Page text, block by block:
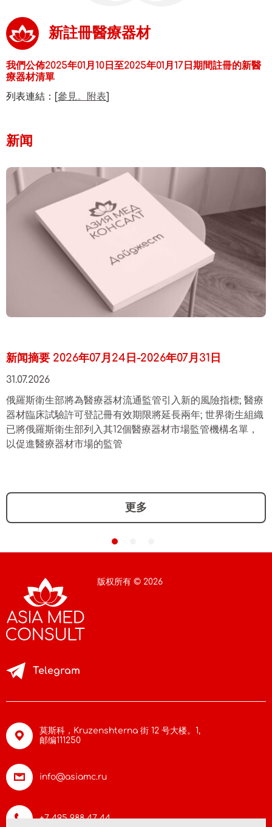
新註冊醫療器材
我們公佈2025年01月10日至2025年01月17日期間註冊的新醫
療器材清單
列表連結：[參見。附表]
新闻
新闻摘要 2026年07月24日-2026年07月31日
31.07.2026
俄羅斯衛生部將為醫療器材流通監管引入新的風險指標; 醫療
器材臨床試驗許可登記冊有效期限將延長兩年; 世界衛生組織
已將俄羅斯衛生部列入其12個醫療器材市場監管機構名單，
以促進醫療器材市場的監管
更多
版权所有 © 2026
莫斯科，Kruzenshterna 街 12 号大楼。1,
邮编111250
info@asiamc.ru
+7 495 988 47 44
Telegram